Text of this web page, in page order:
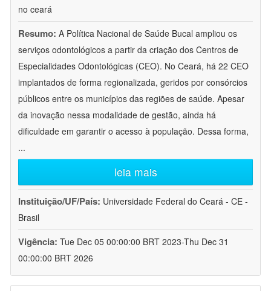
no ceará
Resumo: A Política Nacional de Saúde Bucal ampliou os
serviços odontológicos a partir da criação dos Centros de
Especialidades Odontológicas (CEO). No Ceará, há 22 CEO
implantados de forma regionalizada, geridos por consórcios
públicos entre os municípios das regiões de saúde. Apesar
da inovação nessa modalidade de gestão, ainda há
dificuldade em garantir o acesso à população. Dessa forma,
...
leia mais
Instituição/UF/País: Universidade Federal do Ceará - CE -
Brasil
Vigência: Tue Dec 05 00:00:00 BRT 2023-Thu Dec 31
00:00:00 BRT 2026